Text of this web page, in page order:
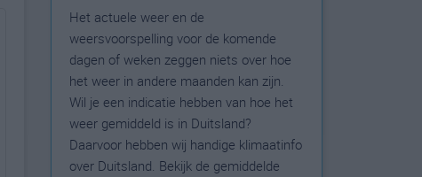
Het actuele weer en de
weersvoorspelling voor de komende
dagen of weken zeggen niets over hoe
het weer in andere maanden kan zijn.
Wil je een indicatie hebben van hoe het
weer gemiddeld is in Duitsland?
Daarvoor hebben wij handige klimaatinfo
over Duitsland. Bekijk de gemiddelde